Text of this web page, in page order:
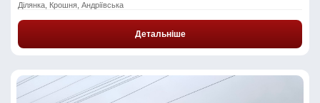
Ділянка, Крошня, Андріївська
Детальніше